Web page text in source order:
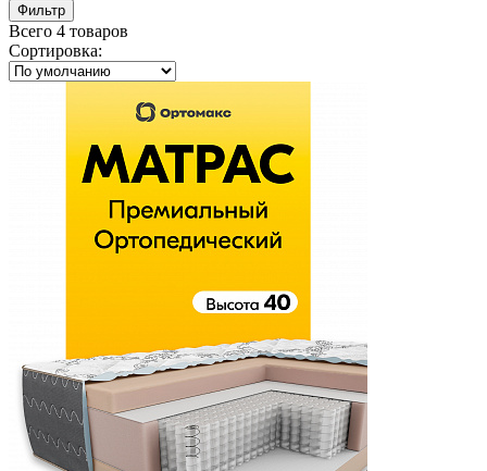
Фильтр
Всего 4 товаров
Сортировка: